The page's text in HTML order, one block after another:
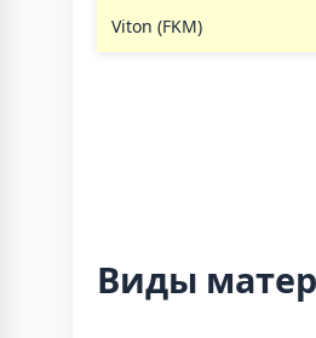
Viton (FKM)
Виды